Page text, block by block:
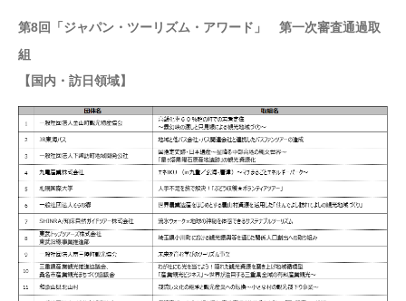
第8回「ジャパン・ツーリズム・アワード」 第一次審査通過取
組
【国内・訪日領域】